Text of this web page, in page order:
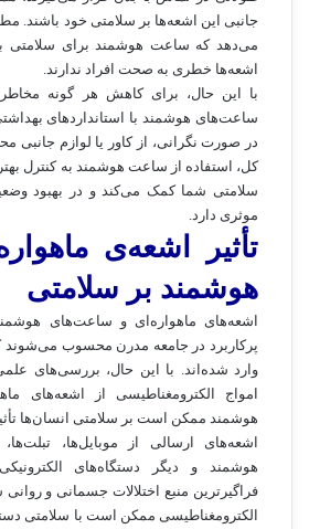
جانبی این اشعه‌ها بر سلامتی خود باشند.
می‌دهد که ساعت هوشمند برای سلامتی
اشعه‌ها خطری به صحت افراد ندارند.
با این حال، برای کاهش هر گونه
ساعت‌های هوشمند با استانداردهای
در صورت نگرانی، از کاور یا لوازم جانبی
کل، استفاده از ساعت هوشمند به کنترل بهتر
سلامتی شما کمک می‌کند و در بهبود
موثری دارد.
تأثیر اشعه‌ی
هوشمند بر سلامتی
اشعه‌های ماهواره‌ای و ساعت‌های
پرکاربرد در جامعه مدرن محسوب می‌شوند
وارد شده‌اند. با این حال، بررسی‌های
امواج الکترومغناطیسی از اشعه‌های
هوشمند ممکن است بر سلامتی انسان‌ها
اشعه‌های ارسالی از موبایل‌ها،
هوشمند و دیگر دستگاه‌های
فراگیرترین منبع اختلالات جسمانی و
الکترومغناطیسی ممکن است با سلامتی